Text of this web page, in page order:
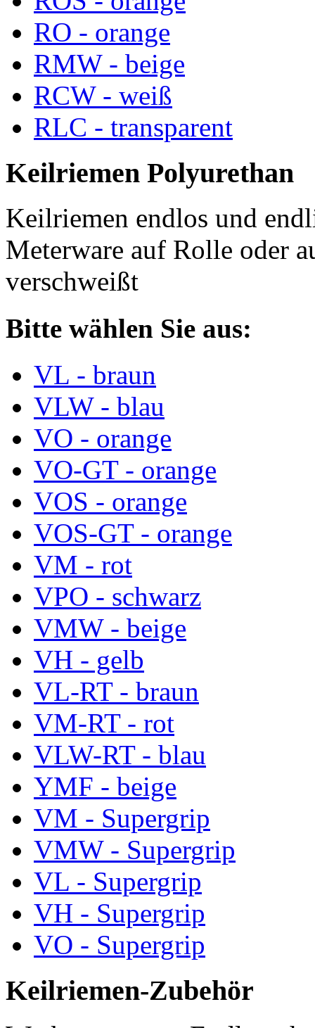
RO - orange
RMW - beige
RCW - weiß
RLC - transparent
Keilriemen Polyurethan
Keilriemen endlos und
Meterware auf Rolle oder
verschweißt
Bitte wählen Sie aus:
VL - braun
VLW - blau
VO - orange
VO-GT - orange
VOS - orange
VOS-GT - orange
VM - rot
VPO - schwarz
VMW - beige
VH - gelb
VL-RT - braun
VM-RT - rot
VLW-RT - blau
YMF - beige
VM - Supergrip
VMW - Supergrip
VL - Supergrip
VH - Supergrip
VO - Supergrip
Keilriemen-Zubehör